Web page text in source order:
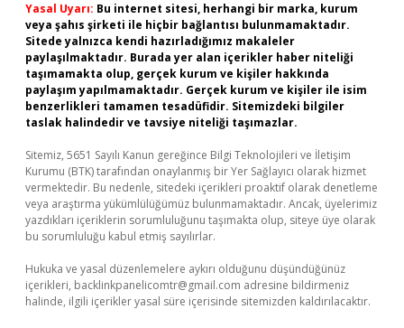
Yasal Uyarı: Bu internet sitesi, herhangi bir marka, kurum
veya şahıs şirketi ile hiçbir bağlantısı bulunmamaktadır.
Sitede yalnızca kendi hazırladığımız makaleler
paylaşılmaktadır. Burada yer alan içerikler haber niteliği
taşımamakta olup, gerçek kurum ve kişiler hakkında
paylaşım yapılmamaktadır. Gerçek kurum ve kişiler ile isim
benzerlikleri tamamen tesadüfidir. Sitemizdeki bilgiler
taslak halindedir ve tavsiye niteliği taşımazlar.
Sitemiz, 5651 Sayılı Kanun gereğince Bilgi Teknolojileri ve İletişim
Kurumu (BTK) tarafından onaylanmış bir Yer Sağlayıcı olarak hizmet
vermektedir. Bu nedenle, sitedeki içerikleri proaktif olarak denetleme
veya araştırma yükümlülüğümüz bulunmamaktadır. Ancak, üyelerimiz
yazdıkları içeriklerin sorumluluğunu taşımakta olup, siteye üye olarak
bu sorumluluğu kabul etmiş sayılırlar.
Hukuka ve yasal düzenlemelere aykırı olduğunu düşündüğünüz
içerikleri, backlinkpanelicomtr@gmail.com adresine bildirmeniz
halinde, ilgili içerikler yasal süre içerisinde sitemizden kaldırılacaktır.